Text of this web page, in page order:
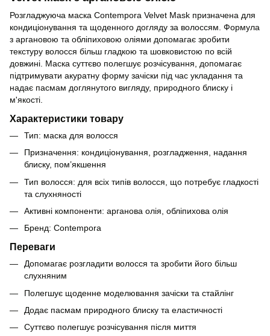
Розгладжуюча маска Contempora Velvet Mask призначена для
кондиціонування та щоденного догляду за волоссям. Формула
з аргановою та обліпиховою оліями допомагає зробити
текстуру волосся більш гладкою та шовковистою по всій
довжині. Маска суттєво полегшує розчісування, допомагає
підтримувати акуратну форму зачіски під час укладання та
надає пасмам доглянутого вигляду, природного блиску і
м'якості.
Характеристики товару
Тип: маска для волосся
Призначення: кондиціонування, розгладження, надання
блиску, пом’якшення
Тип волосся: для всіх типів волосся, що потребує гладкості
та слухняності
Активні компоненти: арганова олія, обліпихова олія
Бренд: Contempora
Переваги
Допомагає розгладити волосся та зробити його більш
слухняним
Полегшує щоденне моделювання зачіски та стайлінг
Додає пасмам природного блиску та еластичності
Суттєво полегшує розчісування після миття